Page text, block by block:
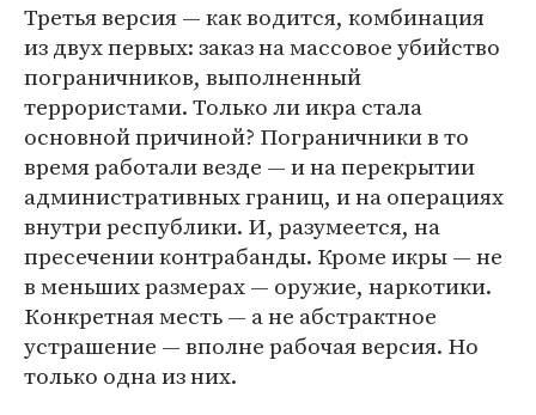
Третья версия — как водится, комбинация
из двух первых: заказ на массовое убийство
пограничников, выполненный
террористами. Только ли икра стала
основной причиной? Пограничники в то
время работали везде — и на перекрытии
административных границ, и на операциях
внутри республики. И, разумеется, на
пресечении контрабанды. Кроме икры — не
в меньших размерах — оружие, наркотики.
Конкретная месть — а не абстрактное
устрашение — вполне рабочая версия. Но
только одна из них.